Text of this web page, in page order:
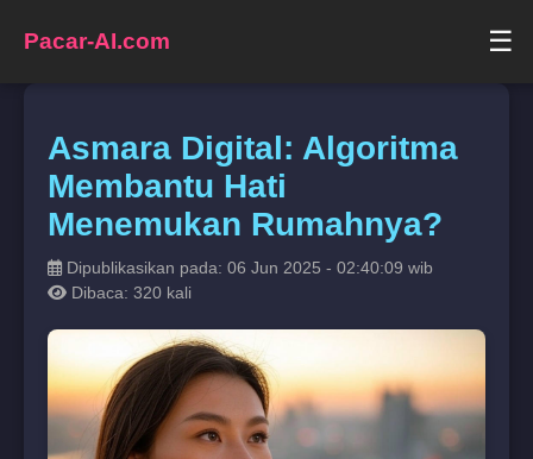
Pacar-AI.com ☰
Asmara Digital: Algoritma
Membantu Hati
Menemukan Rumahnya?
Dipublikasikan pada: 06 Jun 2025 - 02:40:09 wib
Dibaca: 320 kali